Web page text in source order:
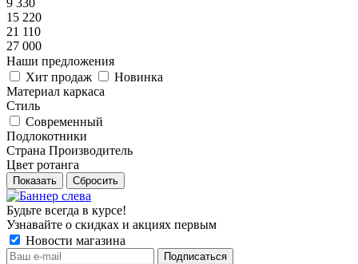
9 330
15 220
21 110
27 000
Наши предложения
Хит продаж
Новинка
Материал каркаса
Стиль
Современный
Подлокотники
Страна Производитель
Цвет ротанга
Показать Сбросить
Будьте всегда в курсе!
Узнавайте о скидках и акциях первым
Новости магазина